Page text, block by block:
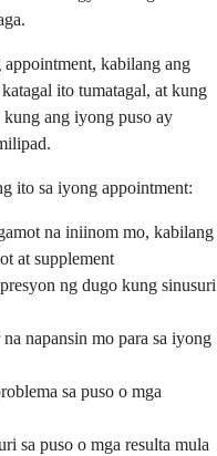
kabilang ang
ito tumatagal, at kung
ang iyong puso ay
ito sa iyong appointment:
na iniinom mo, kabilang
at supplement
ng dugo kung sinusuri
napansin mo para sa iyong
sa puso o mga
sa puso o mga resulta mula